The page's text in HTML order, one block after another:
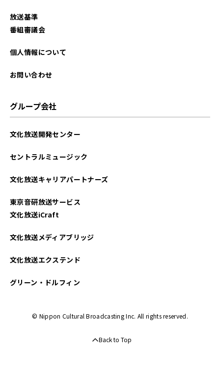
2024年04月
2023年11月
放送基準
番組審議会
個人情報について
お問い合わせ
グループ会社
文化放送開発センター
セントラルミュージック
文化放送キャリアパートナーズ
東京音研放送サービス
文化放送iCraft
文化放送メディアブリッジ
文化放送エクステンド
グリーン・ドルフィン
© Nippon Cultural Broadcasting Inc. All rights reserved.
Back to Top